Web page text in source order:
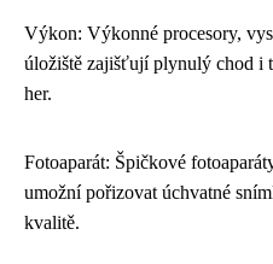
Výkon: Výkonné procesory,
úložiště zajišťují plynulý chod i
her.
Fotoaparát: Špičkové
umožní pořizovat úchvatné
kvalitě.